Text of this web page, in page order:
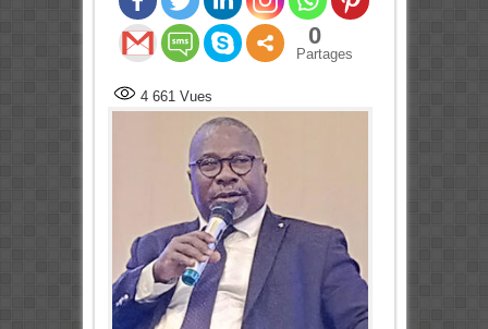
0
Partages
4 661Vues